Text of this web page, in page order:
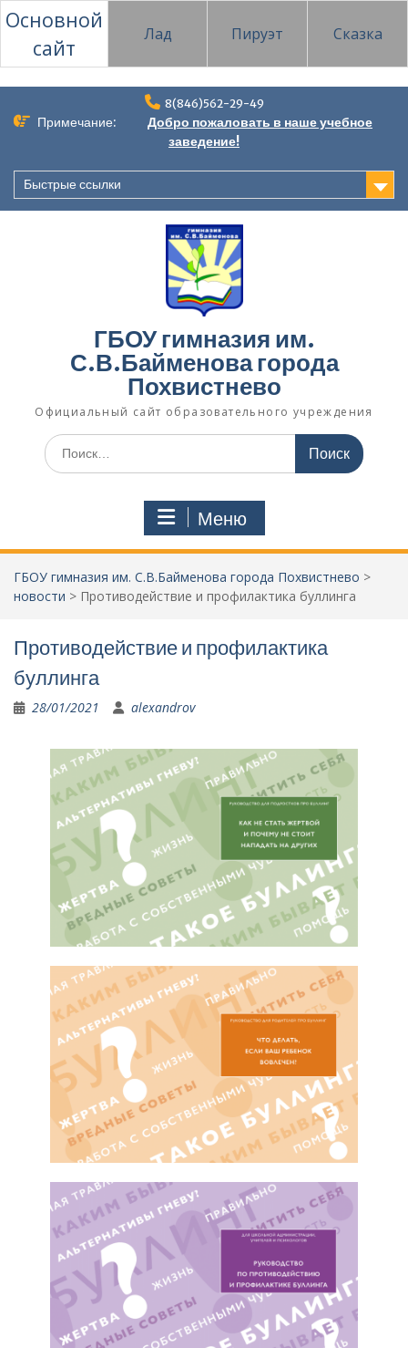
Основной
сайт
Лад Пируэт Сказка
содержимому
8(846)562-29-49
Примечание:
Добро пожаловать в наше учебное
заведение!
Быстрые ссылки
ГБОУ гимназия им.
С.В.Байменова города
Похвистнево
Официальный сайт образовательного учреждения
Поиск
по:
Меню
ГБОУ гимназия им. С.В.Байменова города Похвистнево >
новости > Противодействие и профилактика буллинга
Противодействие и профилактика
буллинга
28/01/2021 alexandrov